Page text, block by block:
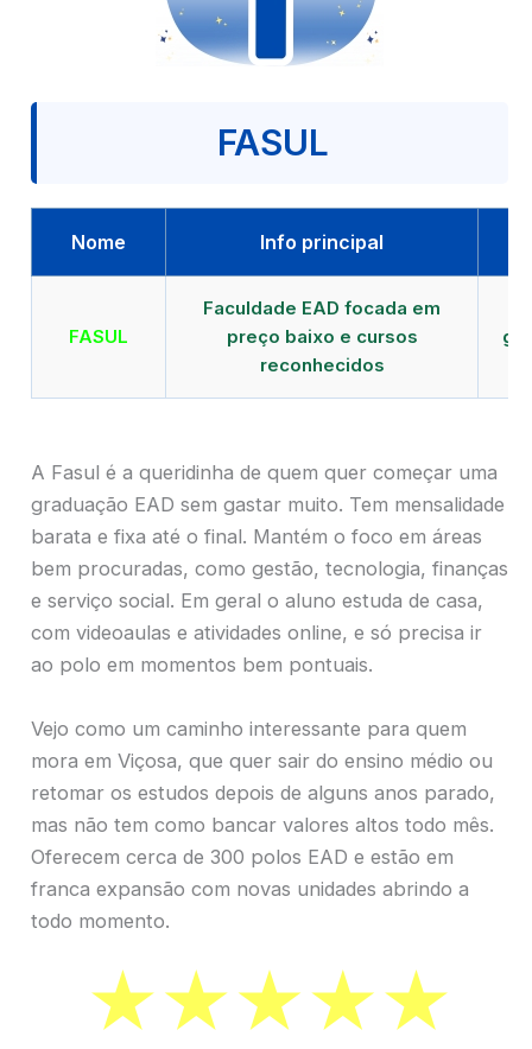
FASUL
Nome Info principal
FASUL
Faculdade EAD focada em
preço baixo e cursos
reconhecidos
A Fasul é a queridinha de quem quer começar uma
graduação EAD sem gastar muito. Tem mensalidade
barata e fixa até o final. Mantém o foco em áreas
bem procuradas, como gestão, tecnologia, finanças
e serviço social. Em geral o aluno estuda de casa,
com videoaulas e atividades online, e só precisa ir
ao polo em momentos bem pontuais.
Vejo como um caminho interessante para quem
mora em Viçosa, que quer sair do ensino médio ou
retomar os estudos depois de alguns anos parado,
mas não tem como bancar valores altos todo mês.
Oferecem cerca de 300 polos EAD e estão em
franca expansão com novas unidades abrindo a
todo momento.